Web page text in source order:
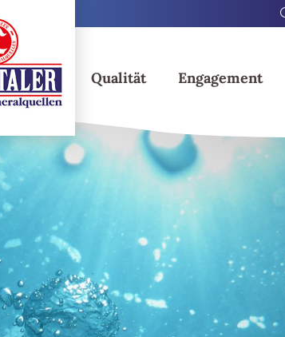
Qualität Engagement